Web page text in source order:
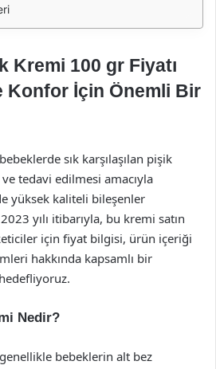
Kremi 100 gr Fiyatı
Konfor İçin Önemli Bir
sık karşılaşılan pişik
tedavi edilmesi amacıyla
yüksek kaliteli bileşenler
yılı itibarıyla, bu kremi satın
için fiyat bilgisi, ürün içeriği
hakkında kapsamlı bir
Nedir?
bebeklerin alt bez